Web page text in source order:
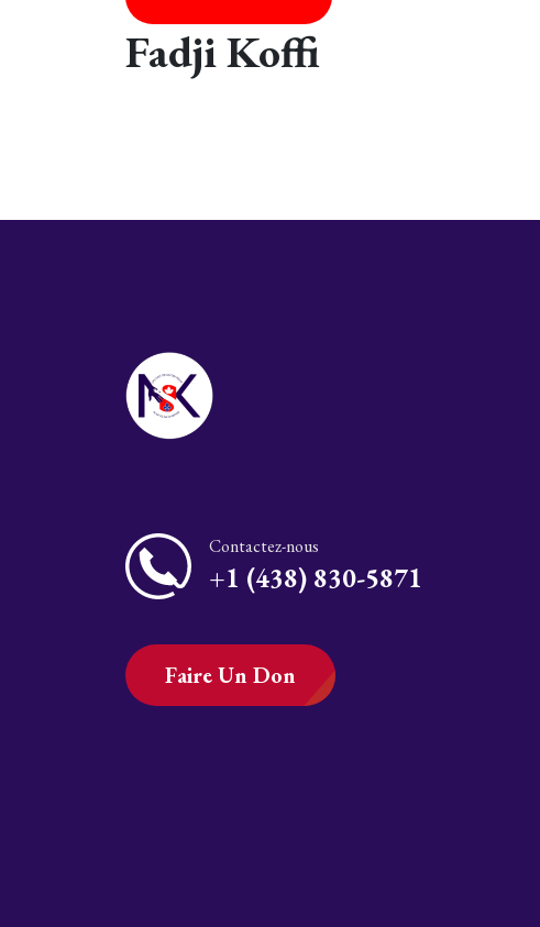
Fadji Koffi
Contactez-nous
+1 (438) 830-5871
Faire Un Don